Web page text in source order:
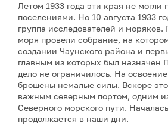
Летом 1933 года эти края не могли
поселениями. Но 10 августа 1933
группа исследователей и
моря провели собрание, на
создании Чаунского района и
главным из которых был назначен
дело не ограничилось. На
брошены немалые силы. Вскоре
важным северным портом, одним
Северного морского пути.
продолжается в наши дни.